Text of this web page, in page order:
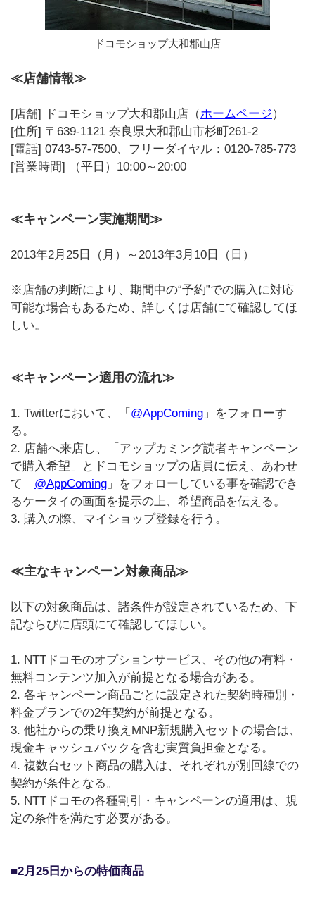
ドコモショップ大和郡山店
≪店舗情報≫
[店舗] ドコモショップ大和郡山店（ホームページ）
[住所] 〒639-1121 奈良県大和郡山市杉町261-2
[電話] 0743-57-7500、フリーダイヤル：0120-785-773
[営業時間] （平日）10:00～20:00
≪キャンペーン実施期間≫
2013年2月25日（月）～2013年3月10日（日）
※店舗の判断により、期間中の“予約”での購入に対応
可能な場合もあるため、詳しくは店舗にて確認してほ
しい。
≪キャンペーン適用の流れ≫
1. Twitterにおいて、「 @AppComing 」をフォローす
る。
2. 店舗へ来店し、「アップカミング読者キャンペーン
で購入希望」とドコモショップの店員に伝え、あわせ
て「 @AppComing 」をフォローしている事を確認でき
るケータイの画面を提示の上、希望商品を伝える。
3. 購入の際、マイショップ登録を行う。
≪主なキャンペーン対象商品≫
以下の対象商品は、諸条件が設定されているため、下
記ならびに店頭にて確認してほしい。
1. NTTドコモのオプションサービス、その他の有料・
無料コンテンツ加入が前提となる場合がある。
2. 各キャンペーン商品ごとに設定された契約時種別・
料金プランでの2年契約が前提となる。
3. 他社からの乗り換えMNP新規購入セットの場合は、
現金キャッシュバックを含む実質負担金となる。
4. 複数台セット商品の購入は、それぞれが別回線での
契約が条件となる。
5. NTTドコモの各種割引・キャンペーンの適用は、規
定の条件を満たす必要がある。
■2月25日からの特価商品